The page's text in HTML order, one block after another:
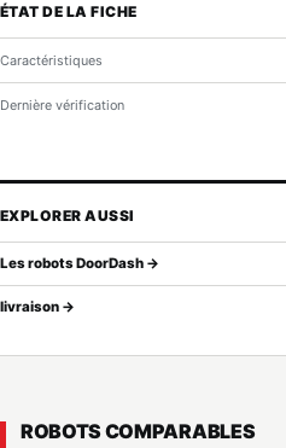
ÉTAT DE LA FICHE
Caractéristiques
Dernière vérification
EXPLORER AUSSI
Les robots DoorDash →
livraison →
ROBOTS COMPARABLES